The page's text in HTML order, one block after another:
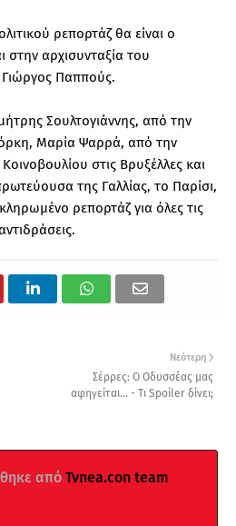
ρεπορτάζ θα είναι ο
αρχισυνταξία του
Παππούς.
Σουλτογιάννης, από την
Μαρία Ψαρρά, από την
στις Βρυξέλλες και
της Γαλλίας, το Παρίσι,
ρεπορτάζ για όλες τις
Νεότερη
Σέρρες: Ο Οδυσσέας μας
αφηγείται... - Τι Spoiler δίνει;
από Tvnea.con team